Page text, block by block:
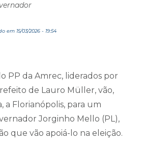
em 15/03/2026 - 19:54
PP da Amrec, liderados por
de Lauro Müller, vão,
a Florianópolis, para um
Jorginho Mello (PL),
que vão apoiá-lo na eleição.